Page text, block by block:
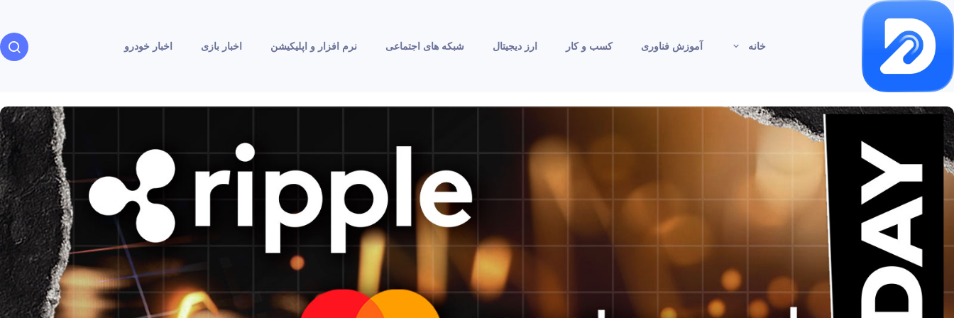
خانه آموزش فناوری کسب و کار ارز دیجیتال شبکه های اجتماعی نرم افزار و اپلیکیشن اخبار بازی اخبار خودرو